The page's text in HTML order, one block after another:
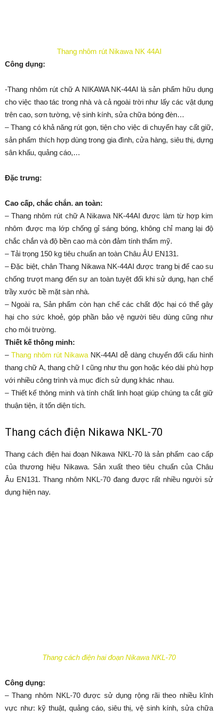
Đặc trưng:
Cao cấp, chắc chắn. an toàn:
– Thang nhôm rút chữ A Nikawa NK-44AI được làm từ hợp kim
nhôm được mạ lớp chống gỉ sáng bóng, không chỉ mang lại độ
chắc chắn và độ bền cao mà còn đảm tính thẩm mỹ.
– Tải trọng 150 kg tiêu chuẩn an toàn Châu ÂU EN131.
– Đặc biệt, chân Thang Nikawa NK-44AI được trang bị đế cao su
trầy xước bề mặt sàn nhà.
hại cho sức khoẻ, góp phần bảo vệ người tiêu dùng cũng như
cho môi trường.
Thiết kế thông minh:
–Thang nhôm rút NikawaNK-44AI dễ dàng chuyển đổi cấu hình
thang chữ A, thang chữ I cũng như thu gọn hoặc kéo dài phù hợp
với nhiều công trình và mục đích sử dụng khác nhau.
– Thiết kế thông minh và tính chất linh hoạt giúp chúng ta cắt giữ
thuận tiện, ít tốn diện tích.
Thang cách điện Nikawa NKL-70
Thang cách điện hai đoạn Nikawa NKL-70 là sản phẩm cao cấp
của thương hiệu Nikawa. Sản xuất theo tiêu chuẩn của Châu
Âu EN131. Thang nhôm NKL-70 đang được rất nhiều người sử
dụng hiện nay.
Thang cách điện hai đoạn Nikawa NKL-70
Công dụng:
– Thang nhôm NKL-70 được sử dụng rộng rãi theo nhiều kĩnh
vực như: kỹ thuật, quảng cáo, siêu thị, vệ sinh kính, sửa chữa
bóng đèn, cắt tỉa cây. Sử dụng trong khách sạn, ngành điện lực,
– Chiều cao sử dụng tối đa 7m, chiều cao sử dụng tối thiếu
cầu mà có thể chọn loại thang phù hợp để tiện cho việc bảo quản
và sử dụng mà vẫn tiết kiệm được chi phí.